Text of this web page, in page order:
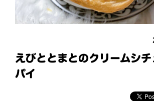
えびととまとのクリームシ
パイ